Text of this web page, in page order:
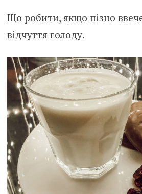
Що робити, якщо пізно
відчуття голоду.